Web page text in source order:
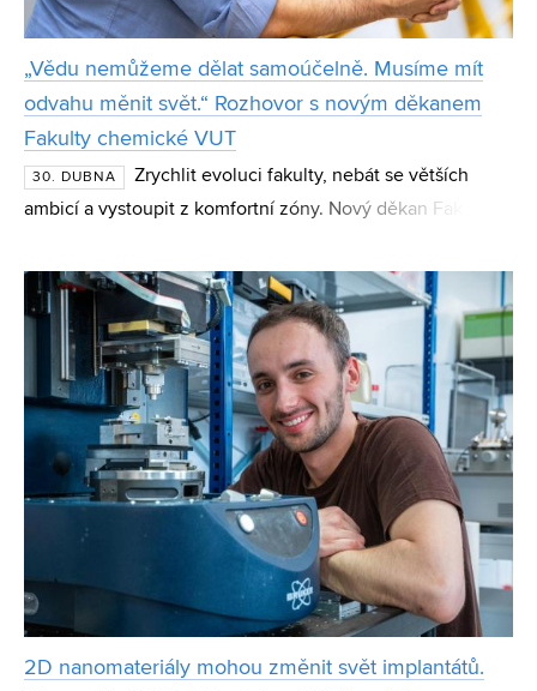
„Vědu nemůžeme dělat samoúčelně. Musíme mít
odvahu měnit svět.“ Rozhovor s novým děkanem
Fakulty chemické VUT
30. DUBNA
Zrychlit evoluci fakulty, nebát se větších
ambicí a vystoupit z komfortní zóny. Nový děkan Fakulty
profilované vědy, modernizaci studijních programů
2D nanomateriály mohou změnit svět implantátů.